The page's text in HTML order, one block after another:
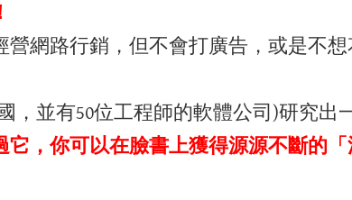
網路行銷，但不會打廣告，或是不
，並有50位工程師的軟體公司)研究出
它，你可以在臉書上獲得源源不斷的